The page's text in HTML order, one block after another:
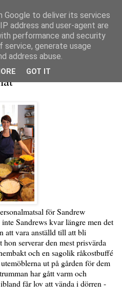
för Sandrew
Sandrews kvar längre men det
att vara anställd till att bli
hon serverar den mest prisvärda
och en sagolik råkostbuffé
ut på gården för dem
har gått varm och
får lov att vända i dörren -
Google to deliver its services
address and user-agent are
performance and security
generate usage
address abuse.
GOT IT